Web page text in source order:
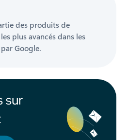
des produits de
plus avancés dans les
Google.
sur